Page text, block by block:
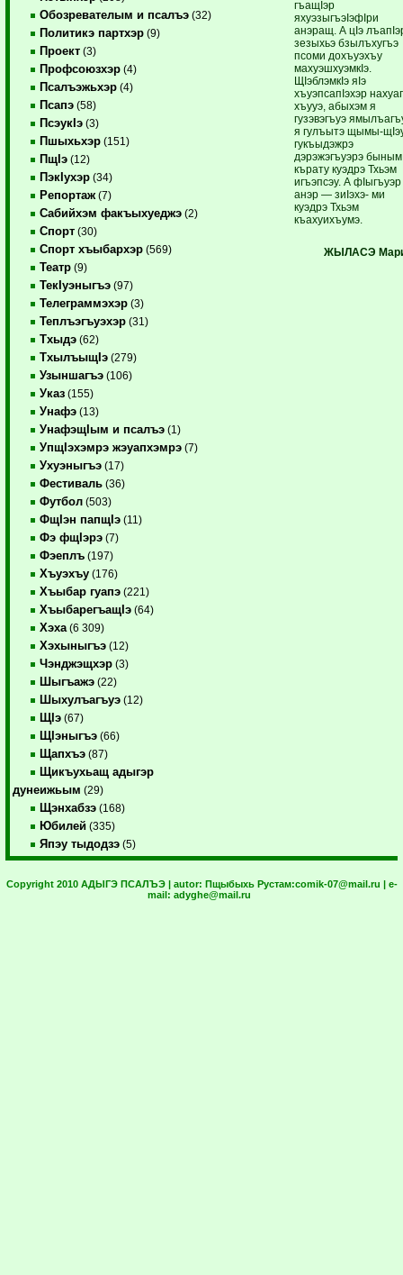
Обозревателым и псалъэ (32)
Политикэ партхэр (9)
Проект (3)
Профсоюзхэр (4)
Псалъэжьхэр (4)
Псапэ (58)
ПсэукIэ (3)
Пшыхьхэр (151)
ПщIэ (12)
ПэкIухэр (34)
Репортаж (7)
Сабийхэм факъыхуеджэ (2)
Спорт (30)
Спорт хъыбархэр (569)
Театр (9)
ТекIуэныгъэ (97)
Телеграммэхэр (3)
Теплъэгъуэхэр (31)
Тхыдэ (62)
ТхылъыщIэ (279)
Узыншагъэ (106)
Указ (155)
Унафэ (13)
УнафэщIым и псалъэ (1)
УпщIэхэмрэ жэуапхэмрэ (7)
Ухуэныгъэ (17)
Фестиваль (36)
Футбол (503)
ФщIэн папщIэ (11)
Фэ фщIэрэ (7)
Фэеплъ (197)
Хъуэхъу (176)
Хъыбар гуапэ (221)
ХъыбарегъащIэ (64)
Хэха (6 309)
Хэхыныгъэ (12)
Чэнджэщхэр (3)
Шыгъажэ (22)
Шыхулъагъуэ (12)
ЩIэ (67)
ЩIэныгъэ (66)
Щапхъэ (87)
Щикъухьащ адыгэр
дунеижьым (29)
Щэнхабзэ (168)
Юбилей (335)
Япэу тыдодзэ (5)
гъащIэр
яхуэзыгъэIэфIри
анэращ. А цIэ
зезыхьэ бзылъхугъэ
псоми дохъуэхъу
махуэшхуэмкIэ.
ЩIэблэмкIэ яIэ
хъуэпсапIэхэр
хъууэ, абыхэм я
гузэвэгъуэ
я гулъытэ щымы-
гукъыдэжрэ
дэрэжэгъуэрэ быным
кърату куэдрэ Тхьэм
игъэпсэу. А
анэр — зиIэхэ- ми
куэдрэ Тхьэм
къахуихъумэ.
ЖЫЛАСЭ
Copyright 2010 АДЫГЭ ПСАЛЪЭ | autor: Пщыбыхь Рустам:comik-07@mail.ru | e-
mail: adyghe@mail.ru